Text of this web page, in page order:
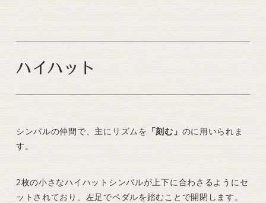
ハイハット
シンバルの仲間で、主にリズムを 「刻む」 のに用いられま
す。
2枚の小さなハイハットシンバルが上下に合わさるようにセ
ットされており、左足でペダルを踏むことで開閉します。